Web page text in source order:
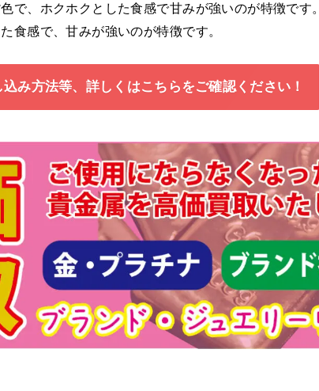
で、ホクホクとした食感で甘みが強いのが特徴です。
食感で、甘みが強いのが特徴です。
み方法等、詳しくはこちらをご確認ください！